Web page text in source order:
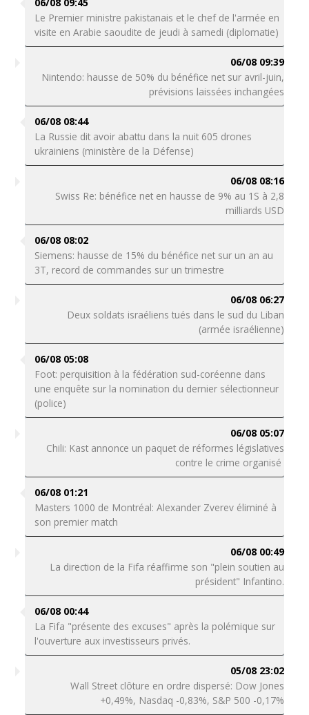
Le Premier ministre pakistanais et le chef de l'armée en
visite en Arabie saoudite de jeudi à samedi (diplomatie)
06/08 09:39
Nintendo: hausse de 50% du bénéfice net sur avril-juin,
prévisions laissées inchangées
06/08 08:44
La Russie dit avoir abattu dans la nuit 605 drones
ukrainiens (ministère de la Défense)
06/08 08:16
Swiss Re: bénéfice net en hausse de 9% au 1S à 2,8
milliards USD
06/08 08:02
Siemens: hausse de 15% du bénéfice net sur un an au
3T, record de commandes sur un trimestre
06/08 06:27
Deux soldats israéliens tués dans le sud du Liban
(armée israélienne)
06/08 05:08
Foot: perquisition à la fédération sud-coréenne dans
une enquête sur la nomination du dernier sélectionneur
(police)
06/08 05:07
Chili: Kast annonce un paquet de réformes législatives
contre le crime organisé
06/08 01:21
Masters 1000 de Montréal: Alexander Zverev éliminé à
son premier match
06/08 00:49
La direction de la Fifa réaffirme son "plein soutien au
président" Infantino.
06/08 00:44
La Fifa "présente des excuses" après la polémique sur
l'ouverture aux investisseurs privés.
05/08 23:02
Wall Street clôture en ordre dispersé: Dow Jones
+0,49%, Nasdaq -0,83%, S&P 500 -0,17%